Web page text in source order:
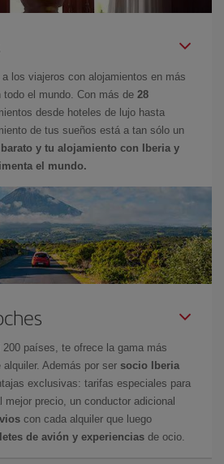
los viajeros con alojamientos en más
el mundo. Con más de 28
desde hoteles de lujo hasta
de tus sueños está a tan sólo un
barato y tu alojamiento con Iberia y
el mundo.
200 países, te ofrece la gama más
Además por ser socio Iberia
exclusivas: tarifas especiales para
precio, un conductor adicional
con cada alquiler que luego
de avión y experiencias de ocio.